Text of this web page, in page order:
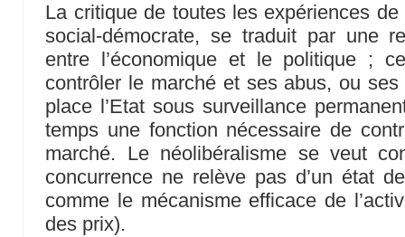
La critique de toutes les expériences
social-démocrate, se traduit par une
entre l’économique et le politique ;
contrôler le marché et ses abus, ou
place l’Etat sous surveillance
temps une fonction nécessaire de
marché. Le néolibéralisme se veut
concurrence ne relève pas d’un état
comme le mécanisme efficace de
des prix).